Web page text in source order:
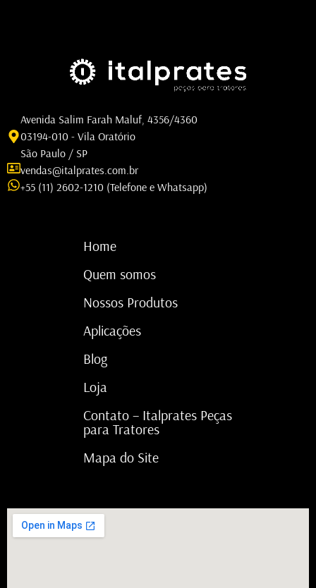
Avenida Salim Farah Maluf, 4356/4360
03194-010 - Vila Oratório
São Paulo / SP
vendas@italprates.com.br
+55 (11) 2602-1210 (Telefone e Whatsapp)
Home
Quem somos
Nossos Produtos
Aplicações
Blog
Loja
Contato – Italprates Peças
para Tratores
Mapa do Site